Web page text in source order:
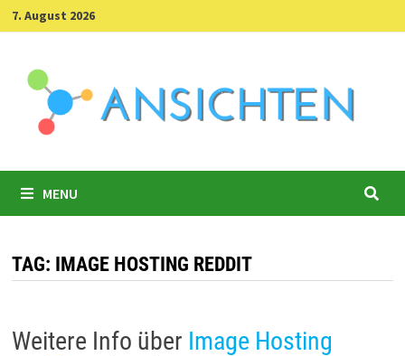
Skip
to
7. August 2026
MENU
TAG: IMAGE HOSTING REDDIT
Weitere Info über Image Hosting